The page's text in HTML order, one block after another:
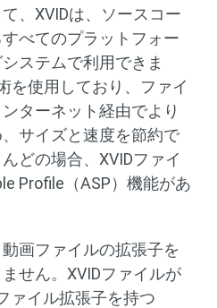
、XVIDは、ソースコー
べてのプラットフォー
ステムで利用できま
を使用しており、ファイ
ターネット経由でより
サイズと速度を節約で
どの場合、XVIDファイ
Profile（ASP）機能があ
画ファイルの拡張子を
せん。XVIDファイルが
ァイル拡張子を持つ